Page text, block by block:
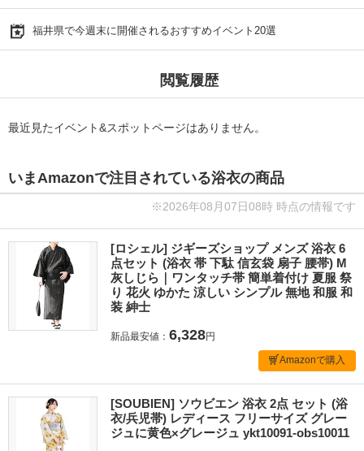
福井県で今週末に開催されるおすすめイベント20選
閲覧履歴
最近見たイベント&スポットページはありません。
いまAmazonで注目されている浴衣の商品
※2026年08月07日08時 時点の情報です
[ロシェル] ジギーズショップ メンズ 浴衣 6
点セット (浴衣 帯 下駄 信玄袋 扇子 腰帯) M
灰しじら｜ワンタッチ帯 簡単着付け 夏服 祭
り 花火 ゆかた 涼しい シンプル 無地 和服 和
装 紳士
新品最安値： 6,328円
Amazonで購入
[SOUBIEN] ソウビエン 浴衣 2点 セット (浴
衣/兵児帯) レディース フリーサイズ グレー
ジュに黄色×グレージュ ykt10091-obs10011